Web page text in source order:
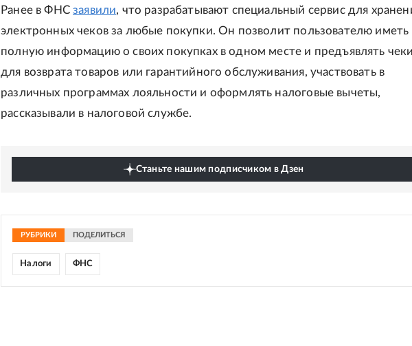
Ранее в ФНСзаявили, что разрабатывают специальный сервис для
электронных чеков за любые покупки. Он позволит пользователю иметь
полную информацию о своих покупках в одном месте и предъявлять чеки
для возврата товаров или гарантийного обслуживания, участвовать в
различных программах лояльности и оформлять налоговые вычеты,
рассказывали в налоговой службе.
Станьте нашим подписчиком в Дзен
РУБРИКИ ПОДЕЛИТЬСЯ
Налоги ФНС